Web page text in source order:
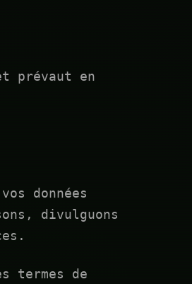
prévaut en
données
divulguons
termes de